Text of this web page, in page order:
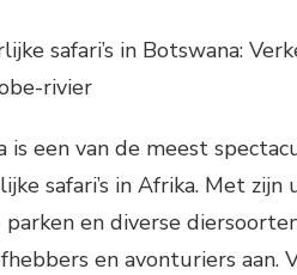
safari’s in Botswana:
rivier
is een van de meest
safari’s in Afrika. Met
parken en diverse
en avonturiers aan.